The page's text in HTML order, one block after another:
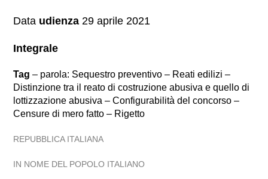
Data udienza 29 aprile 2021
Integrale
Tag – parola: Sequestro preventivo – Reati edilizi –
Distinzione tra il reato di costruzione abusiva e quello di
lottizzazione abusiva – Configurabilità del concorso –
Censure di mero fatto – Rigetto
REPUBBLICA ITALIANA
IN NOME DEL POPOLO ITALIANO